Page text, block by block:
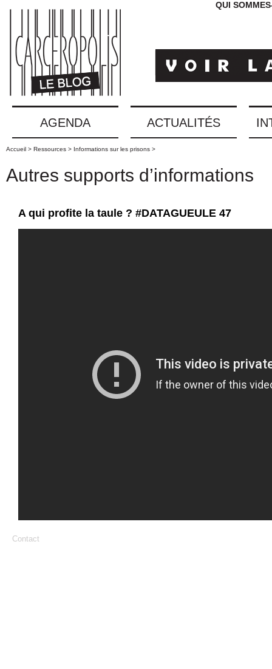
QUI
AGENDA ACTUALITÉS
Accueil > Ressources > Informations sur les prisons >
Autres supports d’informations
A qui profite la taule ? #DATAGUEULE 47
Contact